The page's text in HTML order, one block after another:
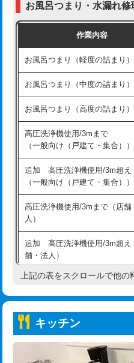
交換・取付（普通便座）
交換・取付（温水洗浄便座）
交換・取付(単水栓（壁付・デッ
式）)
交換・取付(混合水栓（壁付・
式・ワンホール）)
交換・取付(排水栓・排水トラッ
（P/S/ポップアップ））
交換・取付（その他部品）
持込商品取付（単水栓）
持込商品取付（混合水栓）
持込商品取付（浄水器・分岐水
持込商品取付（温水洗浄便座）
持込商品取付（普通便座⇔温
給水管工事※（ホール加工)
給水管工事※（バンド止め)
お風呂つまり・水漏れ
作業内容
お風呂つまり（軽度の詰まり）
お風呂つまり（中度の詰まり）
お風呂つまり（高度の詰まり）
高圧洗浄機使用/3mまで
（一般向け（戸建て・集合））
追加 高圧洗浄機使用/3m超え
（一般向け（戸建て・集合））
高圧洗浄機使用/3mまで（店舗
人）
追加 高圧洗浄機使用/3m超え
舗・法人）
高度高圧洗浄換
トーラー機使用/3mまで
追加トーラー機使用/3m超え
上記の表をスクロールで他の
キッチン